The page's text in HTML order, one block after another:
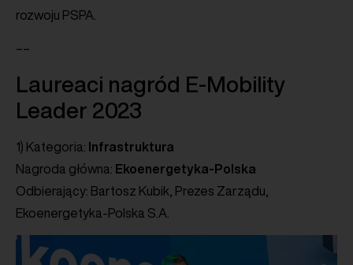
rozwoju PSPA.
––
Laureaci nagród E-Mobility
Leader 2023
1) Kategoria: Infrastruktura
Nagroda główna: Ekoenergetyka-Polska
Odbierający: Bartosz Kubik, Prezes Zarządu,
Ekoenergetyka-Polska S.A.